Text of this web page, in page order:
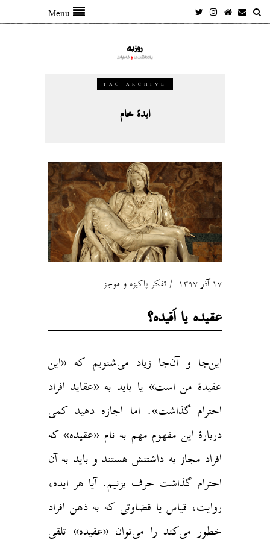
Menu
TAG ARCHIVE
ایدهٔ خام
۱۷ آذر ۱۳۹۷ تفکر پاکیزه و موجز
عقیده یا اَقیده؟
این‌جا و آن‌جا زیاد می‌شنویم که «این
عقیدهٔ من است» یا باید به «عقاید افراد
احترام گذاشت». اما اجازه دهید کمی
دربارهٔ این مفهوم مهم به نام «عقیده» که
افراد مجاز به داشتنش هستند و باید به آن
احترام گذاشت حرف بزنیم. آیا هر ایده‌،
روایت، قیاس یا قضاوتی که به ذهن افراد
خطور می‌کند را می‌توان «عقیده» تلقی